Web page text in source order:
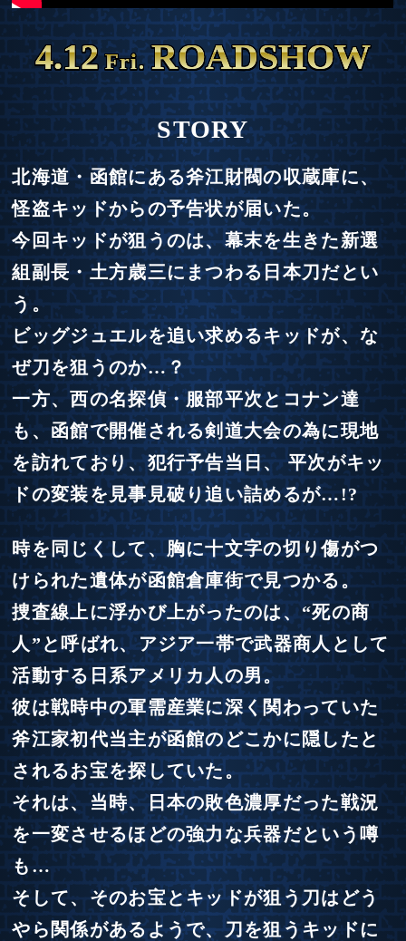
4.12Fri.ROADSHOW
STORY
北海道・函館にある斧江財閥の収蔵庫に、
怪盗キッドからの予告状が届いた。
今回キッドが狙うのは、幕末を生きた新選
組副長・土方歳三にまつわる日本刀だとい
う。
ビッグジュエルを追い求めるキッドが、な
ぜ刀を狙うのか…？
一方、西の名探偵・服部平次とコナン達
も、函館で開催される剣道大会の為に現地
を訪れており、犯行予告当日、 平次がキッ
ドの変装を見事見破り追い詰めるが…!?
時を同じくして、胸に十文字の切り傷がつ
けられた遺体が函館倉庫街で見つかる。
捜査線上に浮かび上がったのは、“死の商
人”と呼ばれ、アジア一帯で武器商人として
活動する日系アメリカ人の男。
彼は戦時中の軍需産業に深く関わっていた
斧江家初代当主が函館のどこかに隠したと
されるお宝を探していた。
それは、当時、日本の敗色濃厚だった戦況
を一変させるほどの強力な兵器だという噂
も…
そして、そのお宝とキッドが狙う刀はどう
やら関係があるようで、刀を狙うキッドに